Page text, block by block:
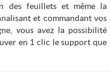
des feuillets et même la
et commandant vos
vous avez la possibilité
en 1 clic le support que